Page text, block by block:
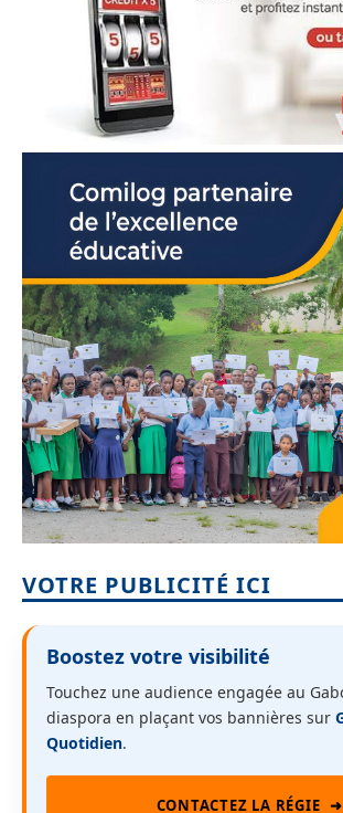
VOTRE PUBLICITÉ ICI
Boostez votre visibilité
Touchez une audience engagée au
diaspora en plaçant vos bannières sur
Quotidien.
CONTACTEZ LA RÉGIE ➜